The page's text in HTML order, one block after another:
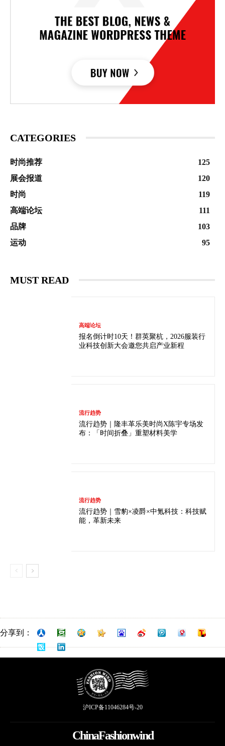
CATEGORIES
时尚推荐
125
展会报道
120
时尚
119
高端论坛
111
品牌
103
运动
95
MUST READ
高端论坛
报名倒计时10天！群英聚杭，2026服装行
业科技创新大会邀您共启产业新程
流行趋势
流行趋势｜隆丰革乐美时尚X陈宇专场发
布：「时间折叠」重塑材料美学
流行趋势
流行趋势｜雪豹×凌爵×中氪科技：科技赋
能，革新未来
分享到：
沪ICP备11046284号-20
ChinaFashionwind